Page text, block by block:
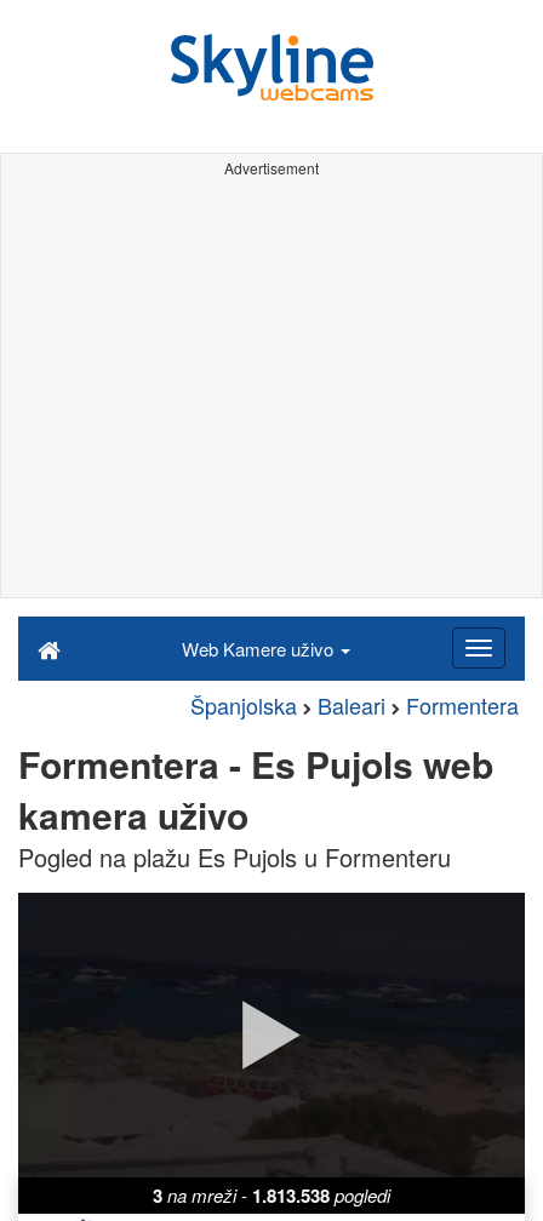
Advertisement
Web Kamere uživo
Španjolska Baleari Formentera
Formentera - Es Pujols web
kamera uživo
Pogled na plažu Es Pujols u Formenteru
3na mreži- 1.813.538pogledi